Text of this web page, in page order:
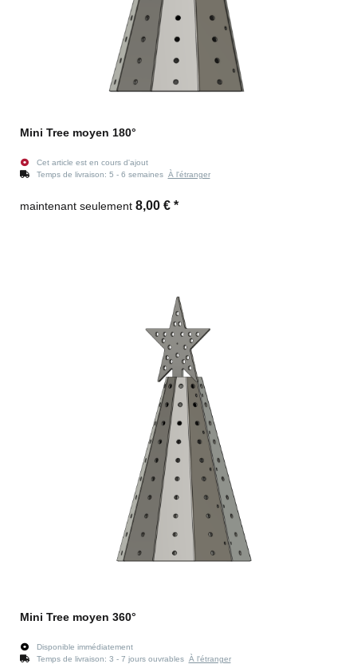
Mini Tree moyen 180°
Cet article est en cours d'ajout
Temps de livraison: 5 - 6 semaines À l'étranger
maintenant seulement 8,00 € *
Mini Tree moyen 360°
Disponible immédiatement
Temps de livraison: 3 - 7 jours ouvrables À l'étranger